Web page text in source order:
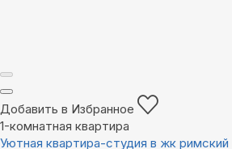
Добавить в Избранное
1-комнатная квартира
Уютная квартира-студия в жк римский